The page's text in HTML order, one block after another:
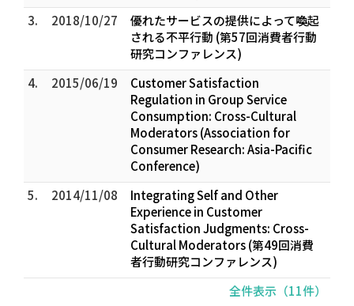
3.
2018/10/27
優れたサービスの提供によって喚起
される不平行動 (第57回消費者行動
研究コンファレンス)
4.
2015/06/19
Customer Satisfaction
Regulation in Group Service
Consumption: Cross-Cultural
Moderators (Association for
Consumer Research: Asia-Pacific
Conference)
5.
2014/11/08
Integrating Self and Other
Experience in Customer
Satisfaction Judgments: Cross-
Cultural Moderators (第49回消費
者行動研究コンファレンス)
全件表示（11件）